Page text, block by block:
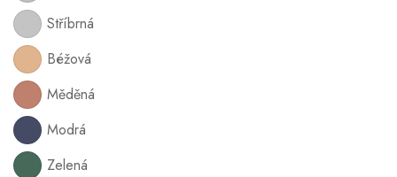
Stříbrná
Béžová
Měděná
Modrá
Zelená